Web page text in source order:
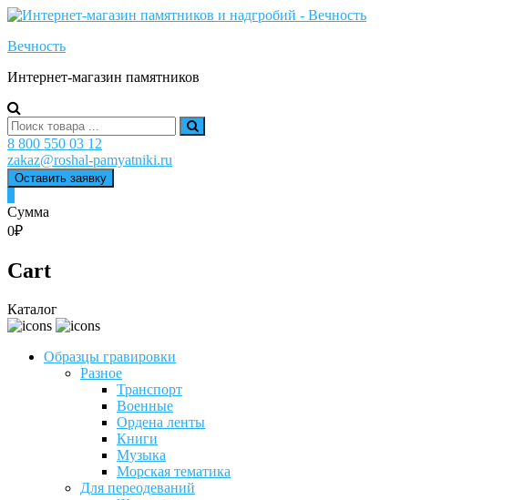
Skip
content
Вечность
Интернет-магазин памятников
Search
for:
8 800 550 03 12
zakaz@roshal-pamyatniki.ru
Оставить заявку
Сумма
0₽
Cart
Каталог
Образцы гравировки
Разное
Транспорт
Военные
Ордена ленты
Книги
Музыка
Морская тематика
Для переодеваний